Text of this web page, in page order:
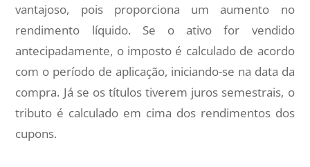
vantajoso, pois proporciona um aumento no
rendimento líquido. Se o ativo for vendido
antecipadamente, o imposto é calculado de acordo
com o período de aplicação, iniciando-se na data da
compra. Já se os títulos tiverem juros semestrais, o
tributo é calculado em cima dos rendimentos dos
cupons.